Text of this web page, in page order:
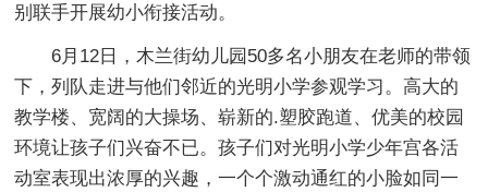
别联手开展幼小衔接活动。
6月12日，木兰街幼儿园50多名小朋友在老师的带领
下，列队走进与他们邻近的光明小学参观学习。高大的
教学楼、宽阔的大操场、崭新的.塑胶跑道、优美的校园
环境让孩子们兴奋不已。孩子们对光明小学少年宫各活
动室表现出浓厚的兴趣，一个个激动通红的小脸如同一